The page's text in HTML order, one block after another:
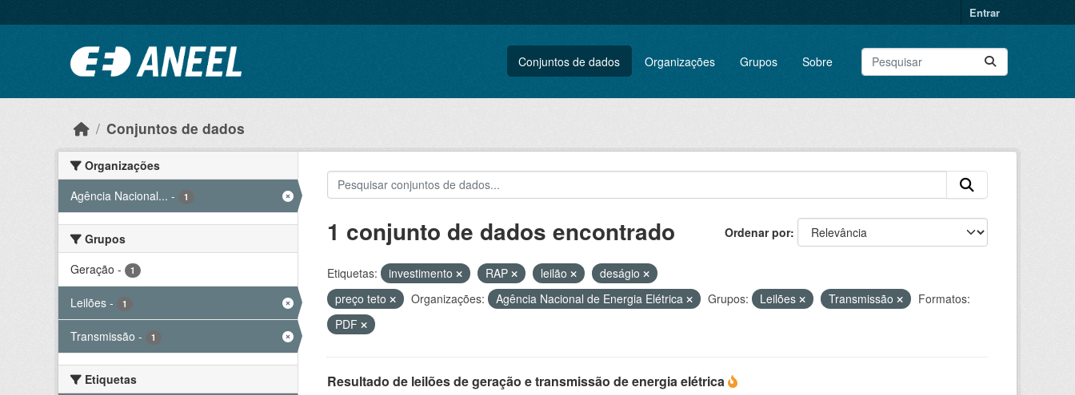
Entrar
Conjuntos de dados Organizações Grupos Sobre
Conjuntos de dados
Organizações
Agência Nacional... - 1
Grupos
Geração - 1
Leilões - 1
Transmissão - 1
Etiquetas
Ordenar por
1 conjunto de dados encontrado
Etiquetas: investimento RAP leilão
deságio
preço teto
Organizações: Agência Nacional de Energia Elétrica Grupos: Leilões Transmissão
Formatos:
PDF
Resultado de leilões de geração e transmissão de energia elétrica